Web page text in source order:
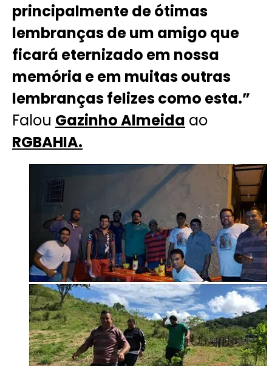
principalmente de ótimas
lembranças de um amigo que
ficará eternizado em nossa
memória e em muitas outras
lembranças felizes como esta.”
Falou Gazinho Almeida ao
RGBAHIA.